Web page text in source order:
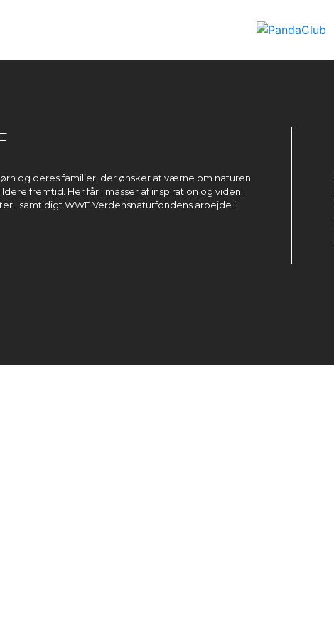
og deres familier, der ønsker at værne om naturen
fremtid. Her får I masser af inspiration og viden i
I samtidigt WWF Verdensnaturfondens arbejde i